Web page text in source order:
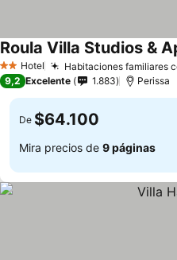
2 Estrellas
Hotel Habitaciones familiares
Roula Villa Studios &
9,2 Excelente 1.883 Perissa
De $64.100
Mira precios de 9 páginas